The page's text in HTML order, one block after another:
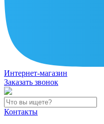
Интернет-магазин
Заказать звонок
Контакты